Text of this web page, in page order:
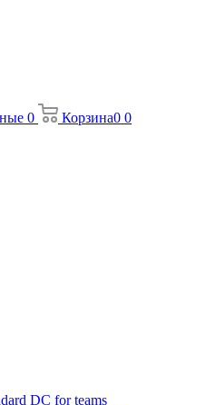
0 Корзина0 0
DC for teams